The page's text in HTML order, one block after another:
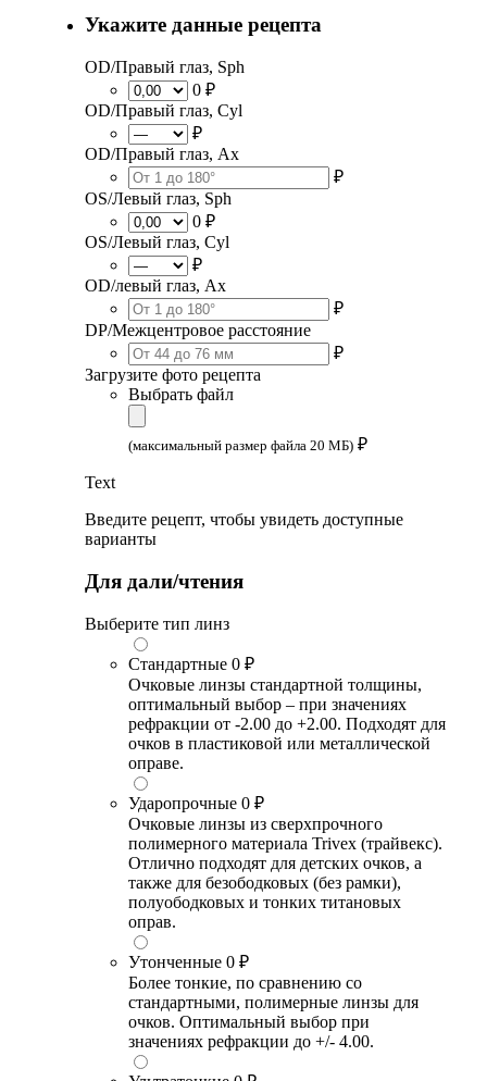
Укажите данные рецепта
OD/Правый глаз, Sph
0 ₽
OD/Правый глаз, Cyl
₽
OD/Правый глаз, Ax
₽
OS/Левый глаз, Sph
0 ₽
OS/Левый глаз, Cyl
₽
OD/левый глаз, Ax
₽
DP/Межцентровое расстояние
₽
Загрузите фото рецепта
Выбрать файл
(максимальный размер файла 20 МБ) ₽
Text
Введите рецепт, чтобы увидеть доступные
варианты
Для дали/чтения
Выберите тип линз
Стандартные 0 ₽
Очковые линзы стандартной толщины,
оптимальный выбор – при значениях
рефракции от -2.00 до +2.00. Подходят для
очков в пластиковой или металлической
оправе.
Ударопрочные 0 ₽
Очковые линзы из сверхпрочного
полимерного материала Trivex (трайвекс).
Отлично подходят для детских очков, а
также для безободковых (без рамки),
полуободковых и тонких титановых
оправ.
Утонченные 0 ₽
Более тонкие, по сравнению со
стандартными, полимерные линзы для
очков. Оптимальный выбор при
значениях рефракции до +/- 4.00.